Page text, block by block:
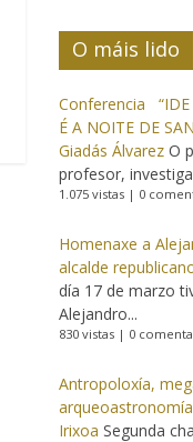
O máis lido
Conferencia “IDE
É A NOITE DE
Giadás Álvarez O
profesor,
1.075 vistas | 0
Homenaxe a
alcalde
día 17 de marzo
Alejandro...
830 vistas | 0
Antropoloxía,
Irixoa Segunda